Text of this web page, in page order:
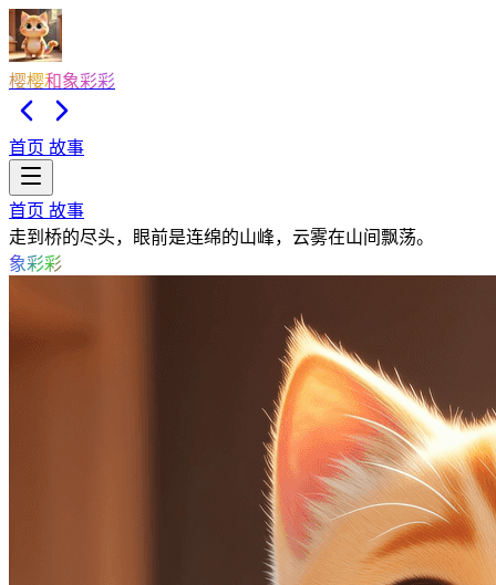
樱樱和象彩彩
首页 故事
首页 故事
走到桥的尽头，眼前是连绵的山峰，云雾在山间飘荡。
象彩彩